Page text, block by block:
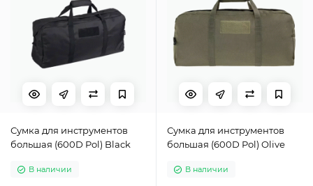
Сумка для инструментов
большая (600D Pol) Black
В наличии
Сумка для инструментов
большая (600D Pol) Olive
В наличии